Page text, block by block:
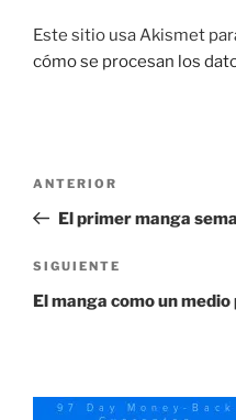
Este sitio usa Akismet
cómo se procesan los
entradas
Entrada
anterior:
ANTERIOR
El primer manga
Siguiente
entrada
SIGUIENTE
El manga como un